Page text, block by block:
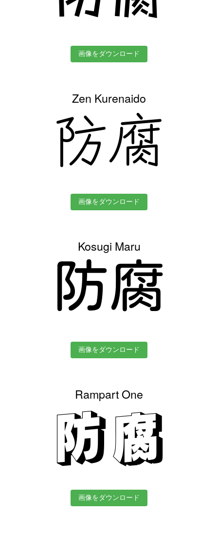
画像をダウンロード
Zen Kurenaido
防腐
画像をダウンロード
Kosugi Maru
防腐
画像をダウンロード
Rampart One
防腐
画像をダウンロード